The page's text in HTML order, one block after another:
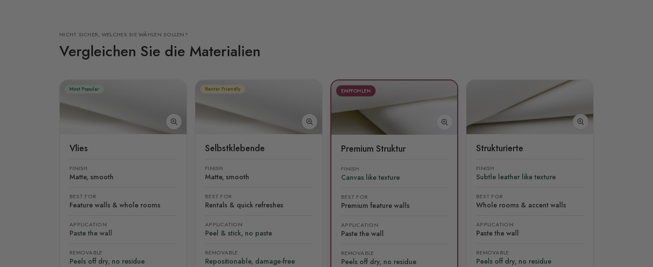
NICHT SICHER, WELCHES SIE WÄHLEN SOLLEN?
Vergleichen Sie die Materialien
Most Popular
Vlies
FINISH
Matte, smooth
BEST FOR
Feature walls & whole rooms
APPLICATION
Paste the wall
REMOVABLE
Peels off dry, no residue
Renter Friendly
Selbstklebende
FINISH
Matte, smooth
BEST FOR
Rentals & quick refreshes
APPLICATION
Peel & stick, no paste
REMOVABLE
Repositionable, damage-free
EMPFOHLEN
Premium Struktur
FINISH
Canvas like texture
BEST FOR
Premium feature walls
APPLICATION
Paste the wall
REMOVABLE
Peels off dry, no residue
Strukturierte
FINISH
Subtle leather like texture
BEST FOR
Whole rooms & accent walls
APPLICATION
Paste the wall
REMOVABLE
Peels off dry, no residue